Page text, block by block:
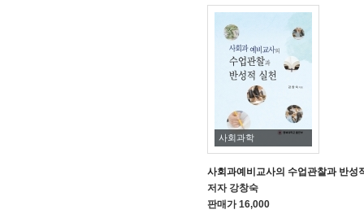
사회과학
사회과예비교사의 수업관찰과 반성
저자강창숙
판매가16,000